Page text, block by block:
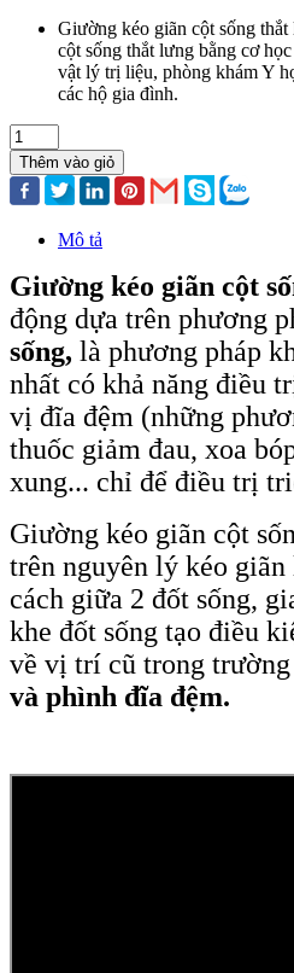
Giường kéo giãn cột sống
cột sống thắt lưng bằng cơ
vật lý trị liệu, phòng khám Y
các hộ gia đình.
Thêm vào giỏ
Mô tả
Giường kéo giãn cột
động dựa trên phương
sống, là phương pháp
nhất có khả năng điều
vị đĩa đệm (những
thuốc giảm đau, xoa
xung... chỉ để điều trị
Giường kéo giãn cột
trên nguyên lý kéo giãn
cách giữa 2 đốt sống,
khe đốt sống tạo điều
về vị trí cũ trong
và phình đĩa đệm.